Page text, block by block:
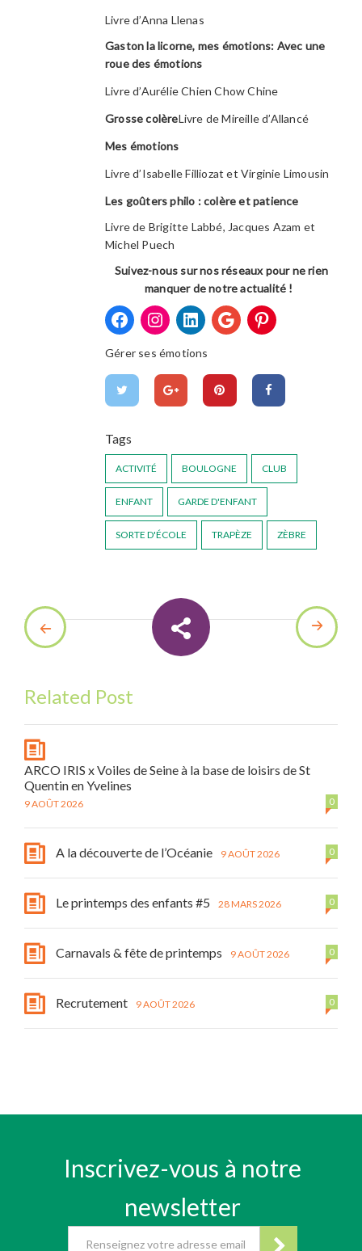
Livre d’Anna Llenas
Gaston la licorne, mes émotions: Avec une
roue des émotions
Livre d’Aurélie Chien Chow Chine
Grosse colèreLivre de Mireille d’Allancé
Mes émotions
Livre d’Isabelle Filliozat et Virginie Limousin
Les goûters philo : colère et patience
Livre de Brigitte Labbé, Jacques Azam et
Michel Puech
Suivez-nous sur nos réseaux pour ne rien
manquer de notre actualité !
Gérer ses émotions
Tags
ACTIVITÉ BOULOGNE CLUB
ENFANT GARDE D'ENFANT
SORTE D'ÉCOLE TRAPÈZE ZÈBRE
Related Post
ARCO IRIS x Voiles de Seine à la base de loisirs de St
Quentin en Yvelines
9 AOÛT 2026 0
A la découverte de l’Océanie 9 AOÛT 2026 0
Le printemps des enfants #5 28 MARS 2026 0
Carnavals & fête de printemps 9 AOÛT 2026 0
Recrutement 9 AOÛT 2026 0
Inscrivez-vous à notre
newsletter